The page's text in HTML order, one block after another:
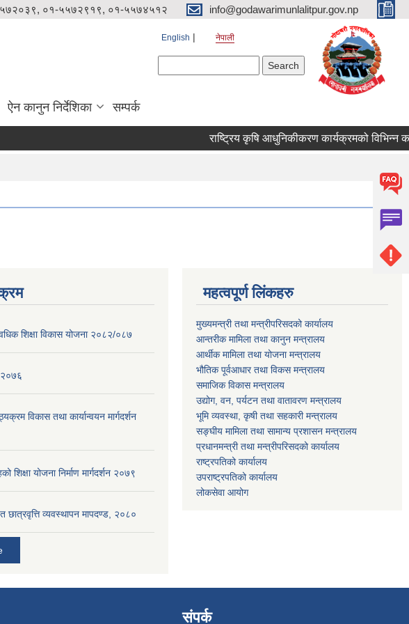
०१-५५७२९१९, ०१-५५७४५१२ info@godawarimunlalitpur.gov.np
English नेपाली
ऐन कानुन निर्देशिका सम्पर्क
शिक्षा विकास योजना २०८२/०८७
२०७६
विकास तथा कार्यान्वयन मार्गदर्शन
शिक्षा योजना निर्माण मार्गदर्शन २०७९
छात्रवृत्ति व्यवस्थापन मापदण्ड, २०८०
महत्वपूर्ण लिंकहरु
मुख्यमन्त्री तथा मन्त्रीपरिसदको कार्यालय
आन्तरीक मामिला तथा कानुन मन्त्रालय
आर्थीक मामिला तथा योजना मन्त्रालय
भौतिक पूर्वआधार तथा विकस मन्त्रालय
समाजिक विकास मन्त्रालय
उद्योग, वन, पर्यटन तथा वातावरण मन्त्रालय
भूमि व्यवस्था, कृषी तथा सहकारी मन्त्रालय
सङ्घीय मामिला तथा सामान्य प्रशासन मन्त्रालय
प्रधानमन्त्री तथा मन्त्रीपरिसदको कार्यालय
राष्ट्रपतिको कार्यालय
उपराष्ट्रपतिको कार्यालय
लोकसेवा आयोग
संपर्क